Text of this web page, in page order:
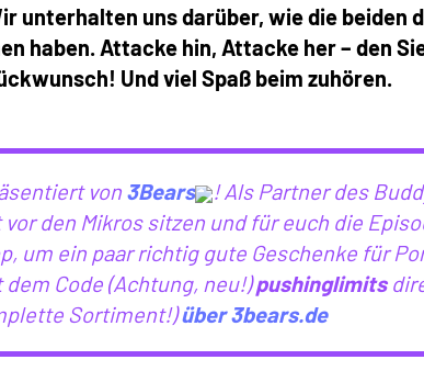
unterhalten uns darüber, wie die beiden
haben. Attacke hin, Attacke her – den
Und viel Spaß beim zuhören.
von 3Bears
! Als Partner des
den Mikros sitzen und für euch die
um ein paar richtig gute Geschenke für
Code (Achtung, neu!)pushinglimits
Sortiment!)über 3bears.de